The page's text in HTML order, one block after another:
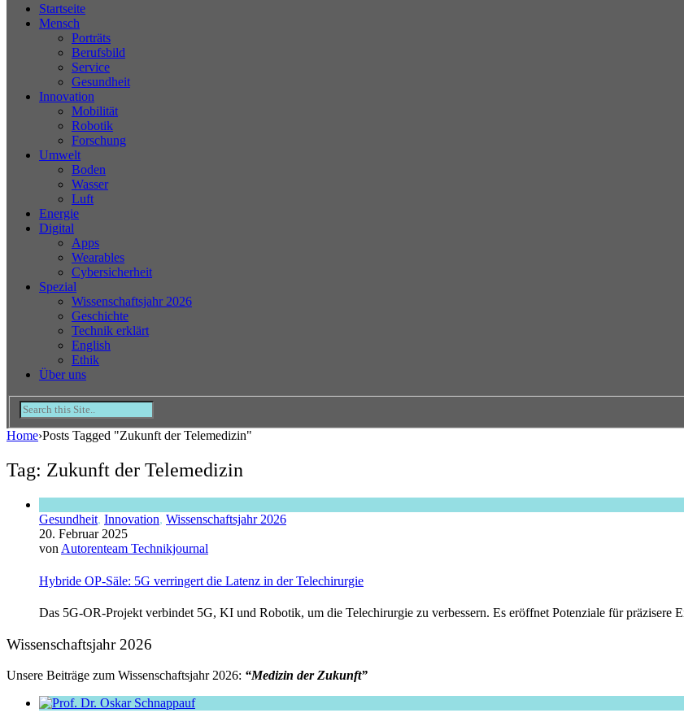
Startseite
Mensch
Porträts
Berufsbild
Service
Gesundheit
Innovation
Mobilität
Robotik
Forschung
Umwelt
Boden
Wasser
Luft
Energie
Digital
Apps
Wearables
Cybersicherheit
Spezial
Wissenschaftsjahr 2026
Geschichte
Technik erklärt
English
Ethik
Über uns
Home›Posts Tagged "Zukunft der Telemedizin"
Tag: Zukunft der Telemedizin
Gesundheit, Innovation, Wissenschaftsjahr 2026
20. Februar 2025
von Autorenteam Technikjournal
Hybride OP-Säle: 5G verringert die Latenz in der Telechirurgie
Das 5G-OR-Projekt verbindet 5G, KI und Robotik, um die Telechirurgie zu verbessern. Es eröffnet Potenziale für präzisere
Wissenschaftsjahr 2026
Unsere Beiträge zum Wissenschaftsjahr 2026: “Medizin der Zukunft”